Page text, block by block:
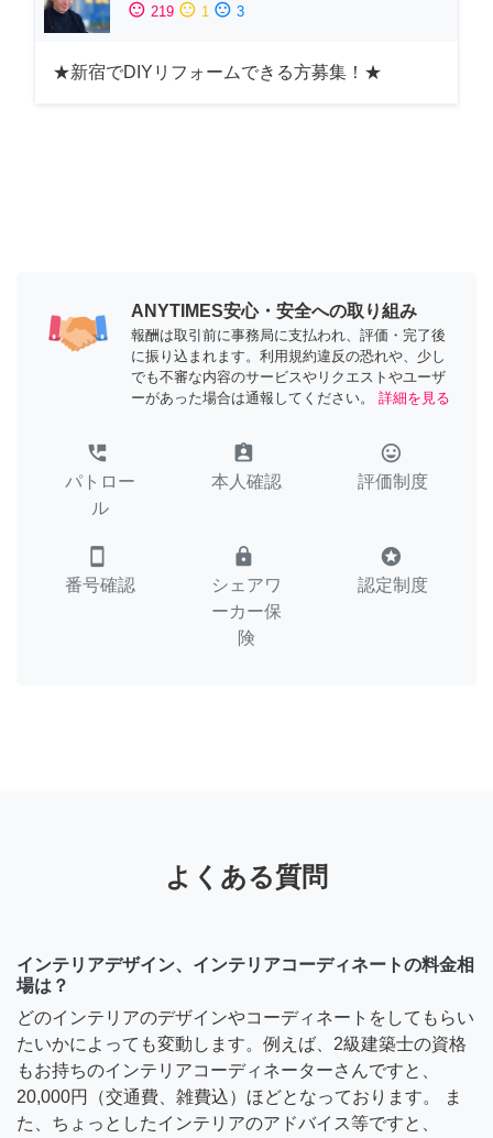
sentiment_satisfied 219 sentiment_neutral 1 sentiment_dissatisfied 3
★新宿でDIYリフォームできる方募集！★
ANYTIMES安心・安全への取り組み
報酬は取引前に事務局に支払われ、評価・完了後
に振り込まれます。利用規約違反の恐れや、少し
でも不審な内容のサービスやリクエストやユーザ
ーがあった場合は通報してください。
詳細を見る
perm_phone_msg
パトロー
ル
assignment_ind
本人確認
tag_faces
評価制度
smartphone
番号確認
lock
シェアワ
ーカー保
険
stars
認定制度
よくある質問
インテリアデザイン、インテリアコーディネートの料金相
場は？
どのインテリアのデザインやコーディネートをしてもらい
たいかによっても変動します。例えば、2級建築士の資格
もお持ちのインテリアコーディネーターさんですと、
20,000円（交通費、雑費込）ほどとなっております。 ま
た、ちょっとしたインテリアのアドバイス等ですと、